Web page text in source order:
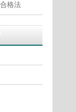
格法